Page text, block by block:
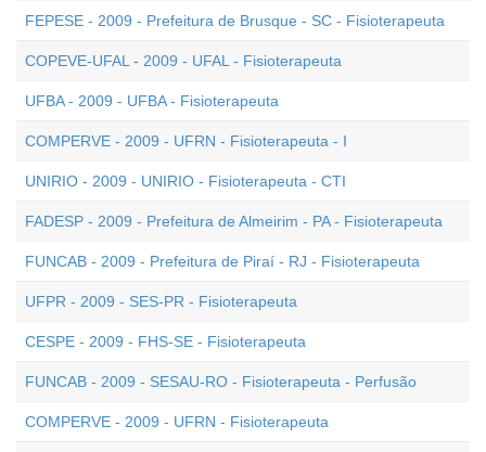
FEPESE - 2009 - Prefeitura de Brusque - SC - Fisioterapeuta
COPEVE-UFAL - 2009 - UFAL - Fisioterapeuta
UFBA - 2009 - UFBA - Fisioterapeuta
COMPERVE - 2009 - UFRN - Fisioterapeuta - I
UNIRIO - 2009 - UNIRIO - Fisioterapeuta - CTI
FADESP - 2009 - Prefeitura de Almeirim - PA - Fisioterapeuta
FUNCAB - 2009 - Prefeitura de Piraí - RJ - Fisioterapeuta
UFPR - 2009 - SES-PR - Fisioterapeuta
CESPE - 2009 - FHS-SE - Fisioterapeuta
FUNCAB - 2009 - SESAU-RO - Fisioterapeuta - Perfusão
COMPERVE - 2009 - UFRN - Fisioterapeuta